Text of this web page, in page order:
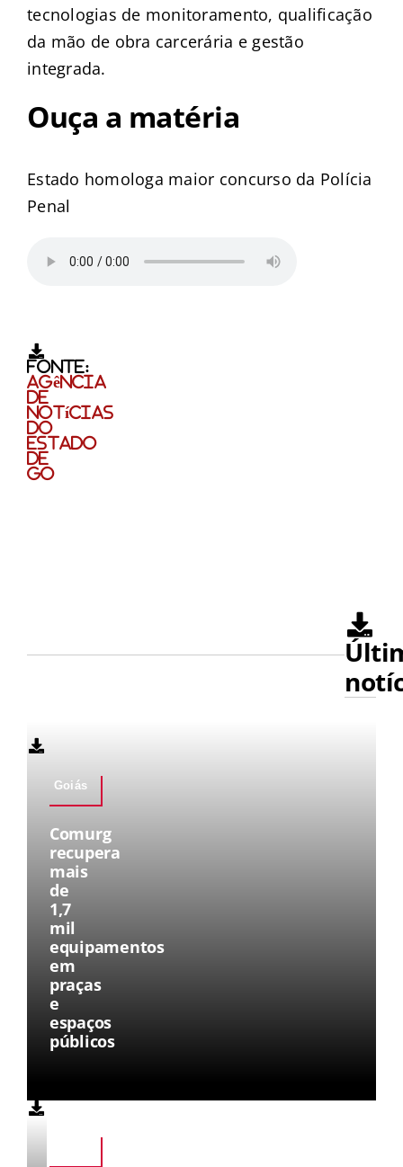
tecnologias de monitoramento, qualificação
da mão de obra carcerária e gestão
integrada.
Ouça a matéria
Estado homologa maior concurso da Polícia
Penal
Fonte:
Agência
de
Notícias
do
Estado
de
GO
Goiás
Comurg
recupera
mais
de
1,7
mil
equipamentos
em
praças
e
espaços
públicos